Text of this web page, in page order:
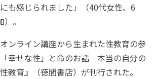
も感じられました」（40代女性、6
。
ンライン講座から生まれた性教育の参
幸せな性」と命のお話 本当の自分の
教育』（徳間書店）が刊行された。